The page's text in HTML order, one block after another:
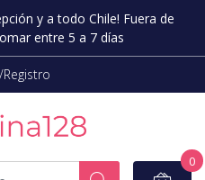
y a todo Chile! Fuera de
entre 5 a 7 días
0